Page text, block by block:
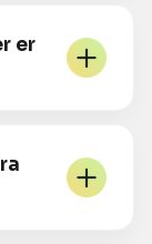
er